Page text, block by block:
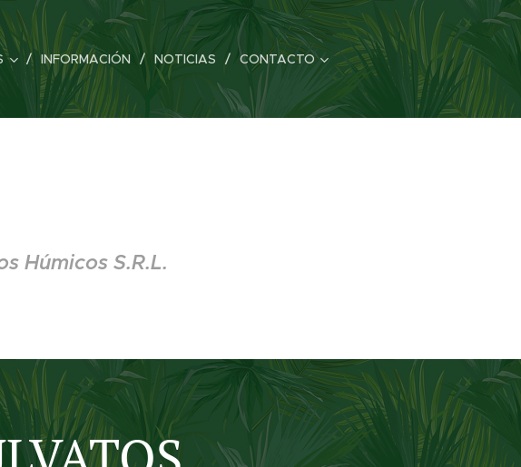
INFORMACIÓN NOTICIAS CONTACTO
Húmicos S.R.L.